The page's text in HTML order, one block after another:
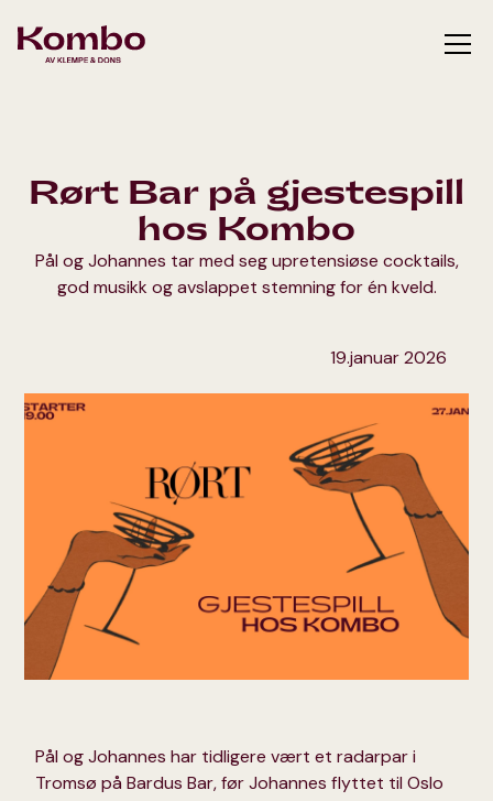
Rørt Bar på gjestespill
hos Kombo
Pål og Johannes tar med seg upretensiøse cocktails,
god musikk og avslappet stemning for én kveld.
19.januar 2026
Pål og Johannes har tidligere vært et radarpar i
Tromsø på Bardus Bar, før Johannes flyttet til Oslo